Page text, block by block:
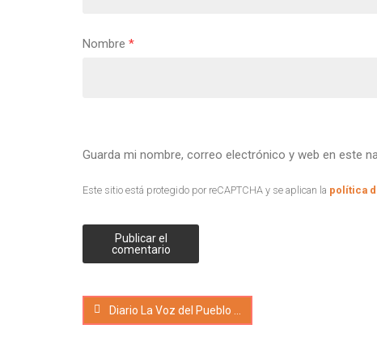
Nombre *
Guarda mi nombre, correo electrónico y web en este
Este sitio está protegido por reCAPTCHA y se aplican la política
Diario La Voz del Pueblo de Tres Arroyos